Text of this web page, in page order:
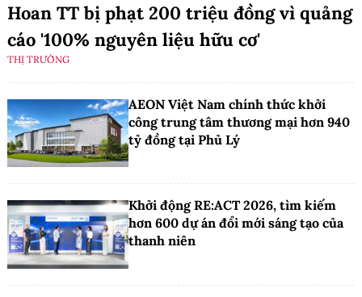
Hoan TT bị phạt 200 triệu đồng vì quảng
cáo '100% nguyên liệu hữu cơ'
THỊ TRƯỜNG
AEON Việt Nam chính thức khởi
công trung tâm thương mại hơn 940
tỷ đồng tại Phủ Lý
Khởi động RE:ACT 2026, tìm kiếm
hơn 600 dự án đổi mới sáng tạo của
thanh niên